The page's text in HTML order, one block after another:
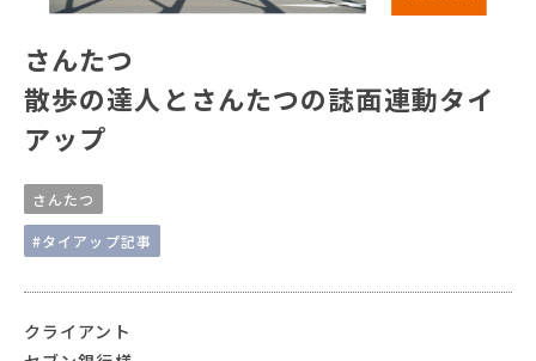
さんたつ
散歩の達人とさんたつの誌面連動タイ
アップ
さんたつ
#タイアップ記事
クライアント